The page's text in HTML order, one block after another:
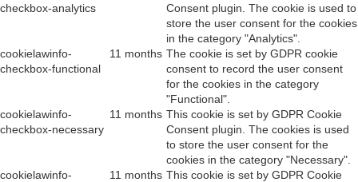
checkbox-analytics
Consent plugin. The cookie is used to
store the user consent for the cookies
in the category "Analytics".
cookielawinfo-
checkbox-functional
11 months The cookie is set by GDPR cookie
consent to record the user consent
for the cookies in the category
"Functional".
cookielawinfo-
checkbox-necessary
11 months This cookie is set by GDPR Cookie
Consent plugin. The cookies is used
to store the user consent for the
cookies in the category "Necessary".
cookielawinfo-
11 months This cookie is set by GDPR Cookie